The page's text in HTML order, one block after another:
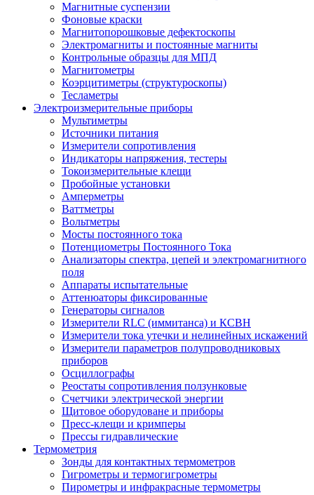
Магнитные суспензии
Фоновые краски
Магнитопорошковые дефектоскопы
Электромагниты и постоянные магниты
Контрольные образцы для МПД
Магнитометры
Коэрцитиметры (структуроскопы)
Тесламетры
Электроизмерительные приборы
Мультиметры
Источники питания
Измерители сопротивления
Индикаторы напряжения, тестеры
Токоизмерительные клещи
Пробойные установки
Амперметры
Ваттметры
Вольтметры
Мосты постоянного тока
Потенциометры Постоянного Тока
Анализаторы спектра, цепей и электромагнитного
поля
Аппараты испытательные
Аттенюаторы фиксированные
Генераторы сигналов
Измерители RLC (иммитанса) и КСВН
Измерители тока утечки и нелинейных искажений
Измерители параметров полупроводниковых
приборов
Осциллографы
Реостаты сопротивления ползунковые
Счетчики электрической энергии
Щитовое оборудоване и приборы
Пресс-клещи и кримперы
Прессы гидравлические
Термометрия
Зонды для контактных термометров
Гигрометры и термогигрометры
Пирометры и инфракрасные термометры